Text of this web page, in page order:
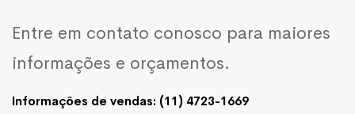
Entre em contato conosco para maiores
informações e orçamentos.
Informações de vendas: (11) 4723-1669